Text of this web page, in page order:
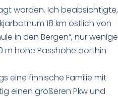
worden. Ich beabsichtigte,
18 km östlich von
in den Bergen“, nur wenige
m hohe Passhöhe dorthin
eine finnische Familie mit
einen größeren Pkw und